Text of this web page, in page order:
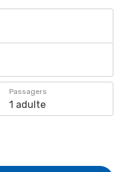
Passagers
1 adulte